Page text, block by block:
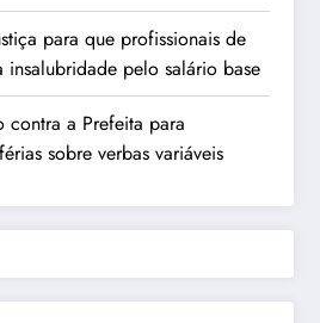
para que profissionais de
insalubridade pelo salário base
contra a Prefeita para
sobre verbas variáveis